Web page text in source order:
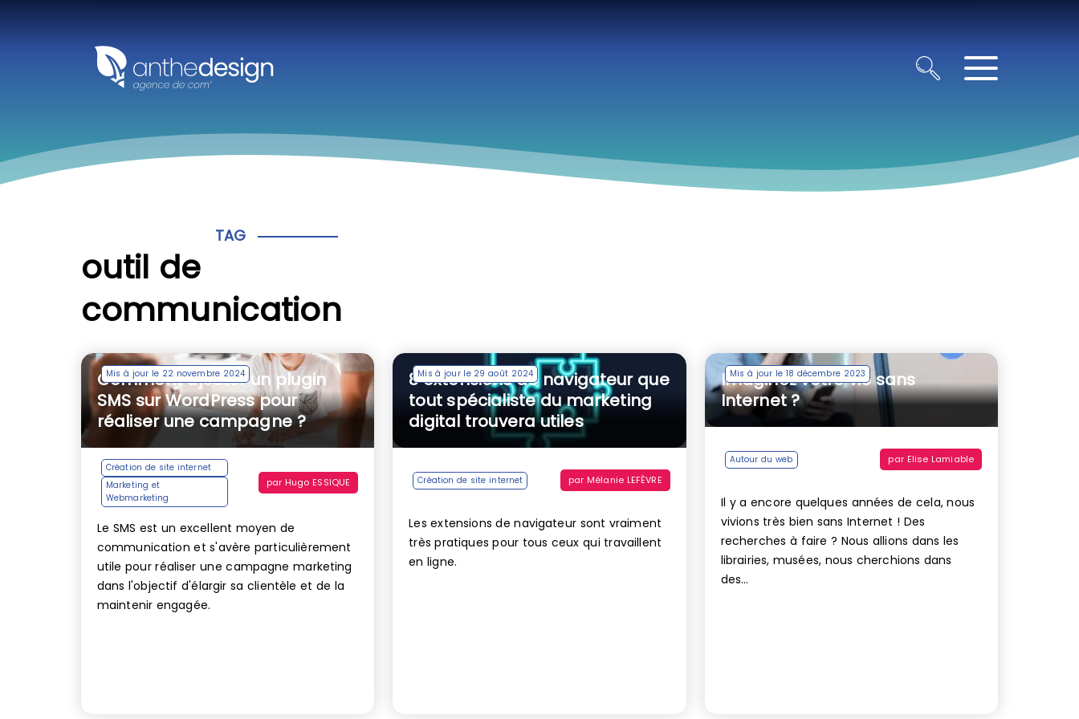
TAG
outil de
communication
Mis à jour le 22 novembre 2024
Comment ajouter un plugin
SMS sur WordPress pour
réaliser une campagne ?
Création de site internet
Marketing et
Webmarketing
par Hugo ESSIQUE
Le SMS est un excellent moyen de
communication et s'avère particulièrement
utile pour réaliser une campagne marketing
dans l'objectif d'élargir sa clientèle et de la
maintenir engagée.
Mis à jour le 29 août 2024
8 extensions de navigateur que
tout spécialiste du marketing
digital trouvera utiles
Création de site internet par Mélanie LEFÈVRE
Les extensions de navigateur sont vraiment
très pratiques pour tous ceux qui travaillent
en ligne.
Mis à jour le 18 décembre 2023
Imaginez votre vie sans
Internet ?
Autour du web par Elise Lamiable
Il y a encore quelques années de cela, nous
vivions très bien sans Internet ! Des
recherches à faire ? Nous allions dans les
librairies, musées, nous cherchions dans
des...